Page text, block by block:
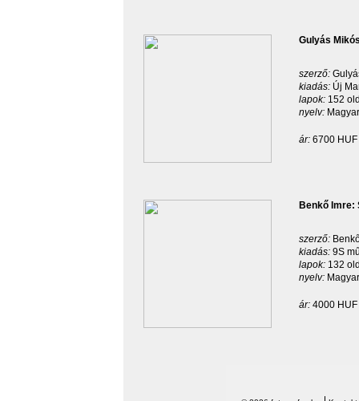
Gulyás
szerző:
kiadás: Új
lapok: 152
nyelv:
ár: 6700 HUF
Benkő Imre:
szerző:
kiadás: 9S
lapok: 132
nyelv:
ár: 4000 HUF